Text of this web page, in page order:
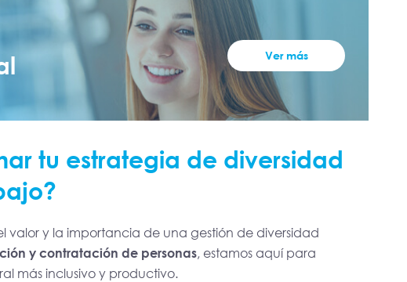
Ver más
tu estrategia de diversidad
valor y la importancia de una gestión de diversidad
y contratación de personas, estamos aquí para
más inclusivo y productivo.